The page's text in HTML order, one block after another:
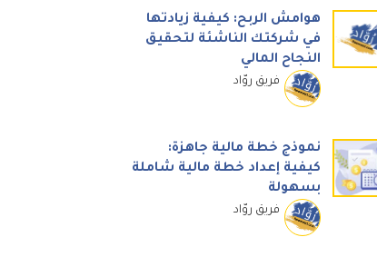
هوامش الربح: كيفية زيادتها
في شركتك الناشئة لتحقيق
النجاح المالي
فريق روّاد
نموذج خطة مالية جاهزة:
كيفية إعداد خطة مالية شاملة
بسهولة
فريق روّاد